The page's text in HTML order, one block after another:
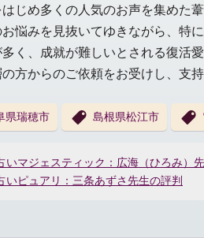
じめ多くの人気のお声を集めた
悩みを見抜いてゆきながら、特
多く、成就が難しいとされる復活
方からのご依頼をお受けし、支
県瑞穂市 島根県松江市
いマジェスティック：広海（ひろみ）
いピュアリ：三条あずさ先生の評判